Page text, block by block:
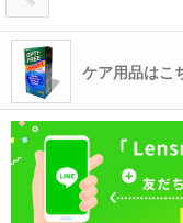
ケア用品はこ